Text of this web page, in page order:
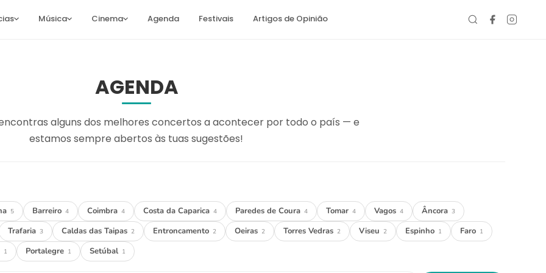
Música Cinema Agenda Festivais Artigos de Opinião
AGENDA
alguns dos melhores concertos a acontecer por todo o país — e
estamos sempre abertos às tuas sugestões!
5 Barreiro 4 Coimbra 4 Costa da Caparica 4 Paredes de Coura 4 Tomar 4 Vagos 4 Âncora 3
Trafaria 3 Caldas das Taipas 2 Entroncamento 2 Oeiras 2 Torres Vedras 2 Viseu 2 Espinho 1 Faro 1
1 Portalegre 1 Setúbal 1